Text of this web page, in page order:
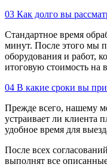
03 Как долго вы
Стандартное время
минут. После этого мы
оборудования и работ,
итоговую стоимость на
04 В какие сроки вы
Прежде всего, нашему
устраивает ли клиента
удобное время для
После всех
выполнят все